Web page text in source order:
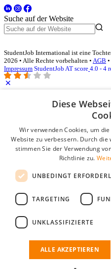
Suche auf der Website
StudentJob International ist eine
2026 • Alle Rechte vorbehalten • AGB •
Impressum StudentJob AT score 4.0 - 4
Login für Unternehmen
Passwort
Angemeldet bleiben
Passwort vergessen?
Kostenloses
Wenn Sie sich registriert haben,
passenden Mitarbeiter zu finden.
Diese
Wir verwenden Cookies, um
Website zu verbessern. Durch
stimmen Sie der Verwendung
Richtlinie zu.
UNBEDINGT
TARGETING
UNKLASSIFIZIERTE
ALLE AKZEPTIEREN